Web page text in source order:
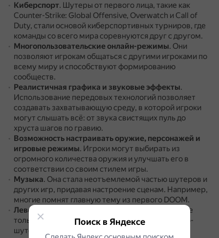
Киберспорт. Шутеры от первого лица, такие как
Counter-Strike: Global Offensive, Overwatch и Call of
Duty, стали основой киберспортивных турниров, где
команды со всего мира соревнуются друг с другом.
Многопользовательские онлайн-режимы. Они
позволяют игрокам общаться с другими игроками по
всему миру и способствуют формированию
сообществ.
Реалистичная графика и звуковые эффекты.
Использование передовых технологий позволяет
создавать захватывающую среду, в которой игроки
могут слышать всё: от звука свистящих пуль до
хруста шагов по гравию.
Возможность настраивать оружие, персонажей и
игровые режимы. Игроки могут выбирать из
огромного количества оружия и улучшать его в
соответствии со своим стилем игры.
Музыка. Она стала неотъемлемой частью шутеров и
других игр, придавая настроение сценам. Например,
многие помнят главную тему из первого DOOM.
Левел-дизайн
Он стал отличительной чертой не
только игр серии Doom, но и большинства ретро-
шутеров.
Поиск в Яндексе